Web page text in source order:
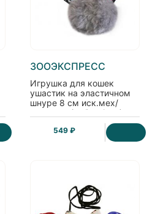
ЗООЭКСПРЕСС
Игрушка для кошек
ушастик на эластичном
шнуре 8 см иск.мех/
текстиль (набор 6 шт)
549 ₽